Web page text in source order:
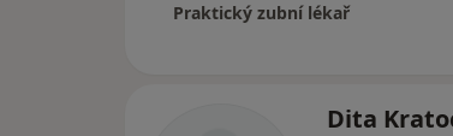
Praktický zubní lékař
Dita